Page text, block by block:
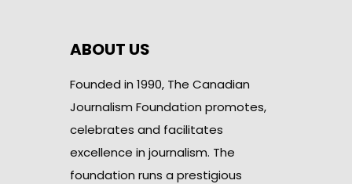
ABOUT US
Founded in 1990, The Canadian
Journalism Foundation promotes,
celebrates and facilitates
excellence in journalism. The
foundation runs a prestigious